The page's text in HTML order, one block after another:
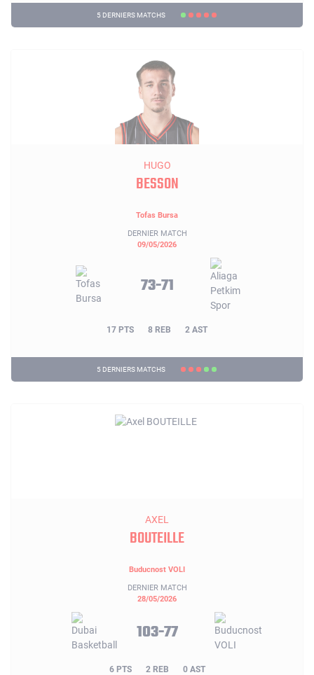
5 DERNIERS MATCHS
HUGO
BESSON
Tofas Bursa
DERNIER MATCH
09/05/2026
73-71
17 PTS 8 REB 2 AST
5 DERNIERS MATCHS
AXEL
BOUTEILLE
Buducnost VOLI
DERNIER MATCH
28/05/2026
103-77
6 PTS 2 REB 0 AST